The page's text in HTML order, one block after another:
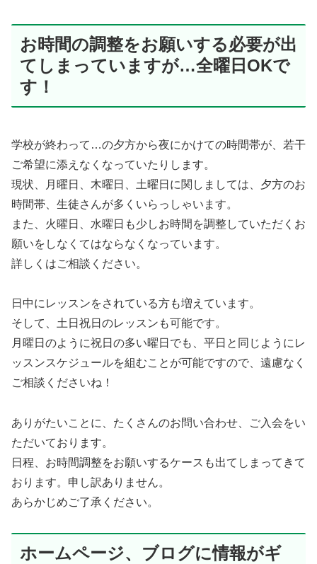
お時間の調整をお願いする必要が出
てしまっていますが…全曜日OKで
す！
学校が終わって…の夕方から夜にかけての時間帯が、若干
ご希望に添えなくなっていたりします。
現状、月曜日、木曜日、土曜日に関しましては、夕方のお
時間帯、生徒さんが多くいらっしゃいます。
また、火曜日、水曜日も少しお時間を調整していただくお
願いをしなくてはならなくなっています。
詳しくはご相談ください。
日中にレッスンをされている方も増えています。
そして、土日祝日のレッスンも可能です。
月曜日のように祝日の多い曜日でも、平日と同じようにレ
ッスンスケジュールを組むことが可能ですので、遠慮なく
ご相談くださいね！
ありがたいことに、たくさんのお問い合わせ、ご入会をい
ただいております。
日程、お時間調整をお願いするケースも出てしまってきて
おります。申し訳ありません。
あらかじめご了承ください。
ホームページ、ブログに情報がギ